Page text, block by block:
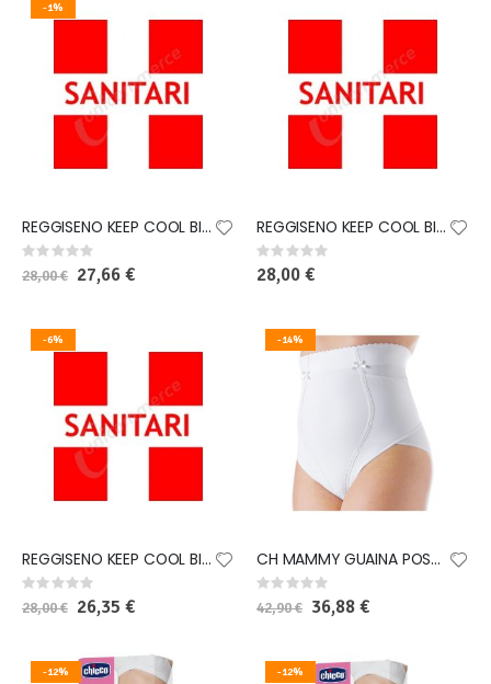
-1%
REGGISENO KEEP COOL BIANCO M
Rating:
0%
28,00 € Special
Price
27,66 €
REGGISENO KEEP COOL BIANCO L
Rating:
0%
28,00 €
-6%
REGGISENO KEEP COOL BIANCO XL
Rating:
0%
28,00 € Special
Price
26,35 €
-14%
CH MAMMY GUAINA POST PARTO RE6
Rating:
0%
42,90 € Special
Price
36,88 €
-12% -12%